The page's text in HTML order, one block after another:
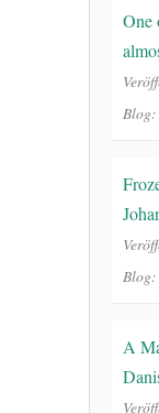
One
Blog:
Blog:
A